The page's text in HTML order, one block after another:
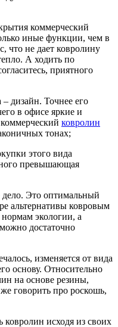
коммерческий
иные функции, чем в
что не дает ковролину
А ходить по
приятного
дизайн. Точнее его
в офисе яркие и
ковролин
тонах;
этого вида
превышающая
дело. Это оптимальный
альтернативы ковровым
экологии, а
достаточно
изменяется от вида
основу. Относительно
на основе резины,
говорить про роскошь,
исходя из своих